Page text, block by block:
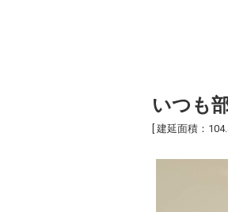
いつも
[ 建延面積：